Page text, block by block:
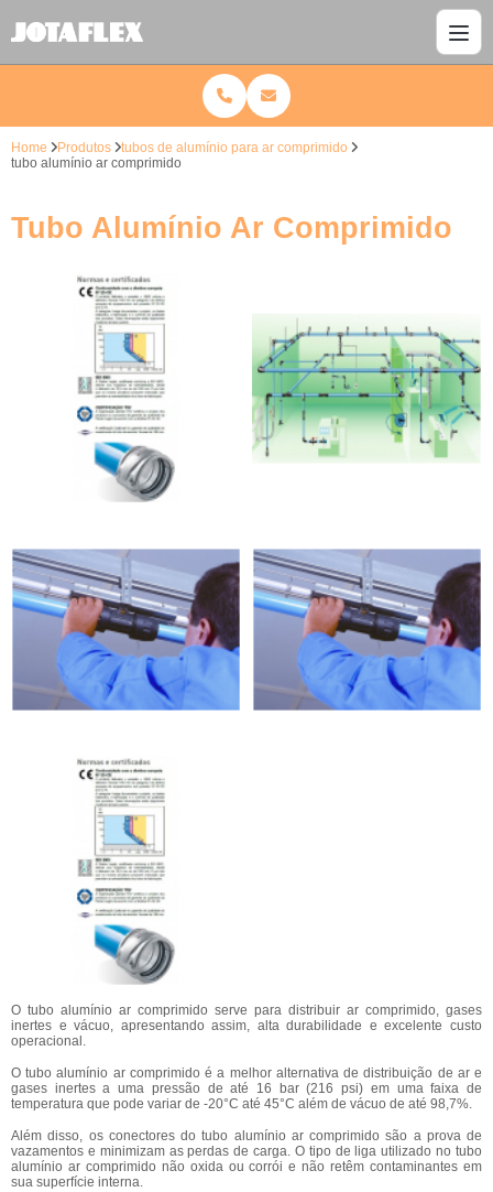
Home Produtos
tubos de alumínio para ar comprimido
tubo alumínio ar comprimido
Tubo Alumínio Ar Comprimido
O tubo alumínio ar comprimido serve para distribuir ar comprimido, gases
inertes e vácuo, apresentando assim, alta durabilidade e excelente custo
operacional.
O tubo alumínio ar comprimido é a melhor alternativa de distribuição de ar e
gases inertes a uma pressão de até 16 bar (216 psi) em uma faixa de
temperatura que pode variar de -20°C até 45°C além de vácuo de até 98,7%.
Além disso, os conectores do tubo alumínio ar comprimido são a prova de
vazamentos e minimizam as perdas de carga. O tipo de liga utilizado no tubo
alumínio ar comprimido não oxida ou corrói e não retêm contaminantes em
sua superfície interna.